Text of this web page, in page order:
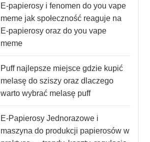
E-papierosy i fenomen do you vape
meme jak społeczność reaguje na
E-papierosy oraz do you vape
meme
Puff najlepsze miejsce gdzie kupić
melasę do sziszy oraz dlaczego
warto wybrać melasę puff
E-Papierosy Jednorazowe i
maszyna do produkcji papierosów w